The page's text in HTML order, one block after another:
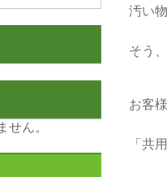
汚い
そう
お客
「共
せん。